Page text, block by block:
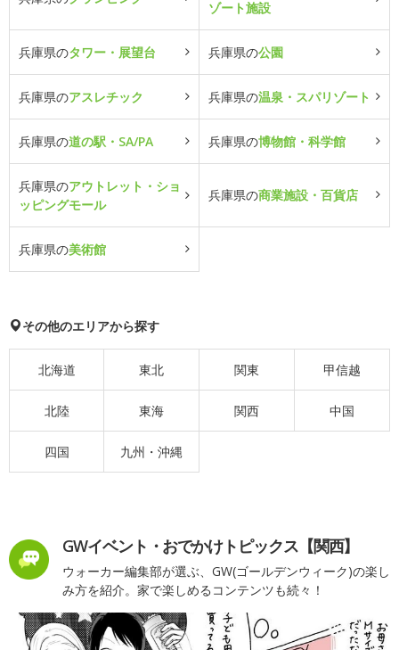
ゾート施設
兵庫県のタワー・展望台 兵庫県の公園
兵庫県のアスレチック 兵庫県の温泉・スパリゾート
兵庫県の道の駅・SA/PA 兵庫県の博物館・科学館
兵庫県のアウトレット・ショ
ッピングモール
兵庫県の商業施設・百貨店
兵庫県の美術館
その他のエリアから探す
北海道 東北 関東 甲信越
北陸 東海 関西 中国
四国 九州・沖縄
GWイベント・おでかけトピックス【関西】
ウォーカー編集部が選ぶ、GW(ゴールデンウィーク)の楽し
み方を紹介。家で楽しめるコンテンツも続々！